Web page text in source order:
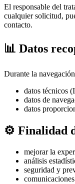
El responsable del
cualquier solicitud,
contacto.
📊 Datos
Durante la
datos técnicos
datos de
datos
⚙️ Finalidad
mejorar la
análisis
seguridad y